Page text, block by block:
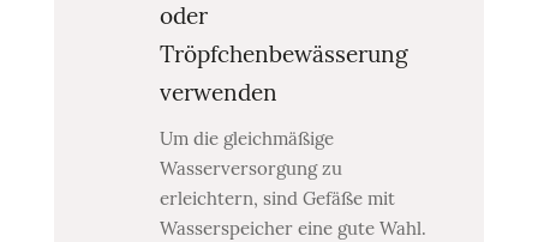
oder
Tröpfchenbewässerung
verwenden
Um die gleichmäßige
Wasserversorgung zu
erleichtern, sind Gefäße mit
Wasserspeicher eine gute Wahl.